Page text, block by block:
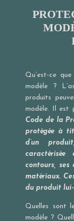
Qu’est-ce
modèle ?
produits
modèle. Il est
Code de la
protégée à
d’un
contours, ses
matériaux.
du produit lui-
Quelles sont
modèle ?